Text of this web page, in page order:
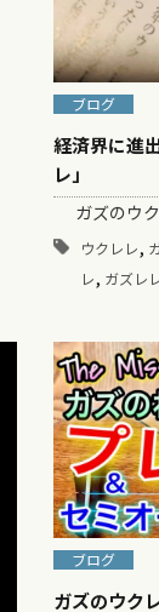
ブログ
経済界に進
レ」
ガズのウ
ウクレレ,
レ, ガズレ
ブログ
ガズのウク